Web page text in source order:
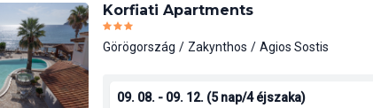
Korfiati Apartments
Görögország Zakynthos Agios Sostis
09. 08. - 09. 12. (5 nap/4 éjszaka)